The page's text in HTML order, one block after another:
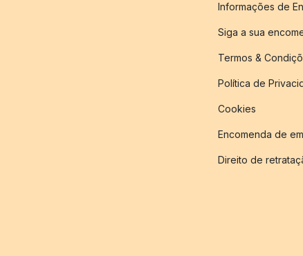
Informações de
Siga a sua
Termos &
Política de
Cookies
Encomenda de
Direito de